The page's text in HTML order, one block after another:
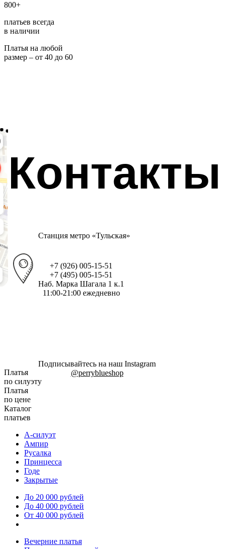
800+
платьев всегда
в наличии
Платья на любой
размер – от 40 до 60
Контакты
Станция метро «Тульская»
+7 (926) 005-15-51
+7 (495) 005-15-51
Наб. Марка Шагала 1 к.1
11:00-21:00 ежедневно
Подписывайтесь на наш Instagram
@perryblueshop
Платья
по силуэту
Платья
по цене
Каталог
платьев
А-силуэт
Ампир
Русалка
Принцесса
Годе
Закрытые
До 20 000 рублей
До 40 000 рублей
От 40 000 рублей
Вечерние платья